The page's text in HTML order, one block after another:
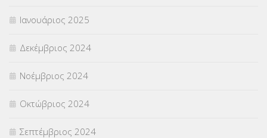
Ιανουάριος 2025
Δεκέμβριος 2024
Νοέμβριος 2024
Οκτώβριος 2024
Σεπτέμβριος 2024